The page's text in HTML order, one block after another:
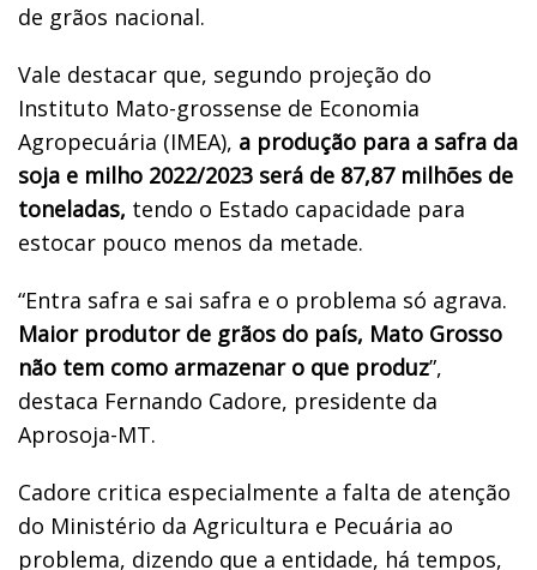
de grãos nacional.
Vale destacar que, segundo projeção do
Instituto Mato-grossense de Economia
Agropecuária (IMEA), a produção para a safra da
soja e milho 2022/2023 será de 87,87 milhões de
toneladas, tendo o Estado capacidade para
estocar pouco menos da metade.
“Entra safra e sai safra e o problema só agrava.
Maior produtor de grãos do país, Mato Grosso
não tem como armazenar o que produz”,
destaca Fernando Cadore, presidente da
Aprosoja-MT.
Cadore critica especialmente a falta de atenção
do Ministério da Agricultura e Pecuária ao
problema, dizendo que a entidade, há tempos,